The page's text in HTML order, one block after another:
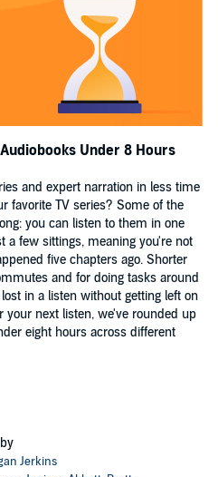
Under 8 Hours
and expert narration in less time
favorite TV series? Some of the
you can listen to them in one
a few sittings, meaning you're not
five chapters ago. Shorter
and for doing tasks around
in a listen without getting left on
your next listen, we've rounded up
eight hours across different
Jerkins